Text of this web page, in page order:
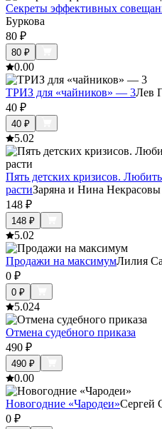
Секреты эффективных
Буркова
80 ₽
80 ₽
0.00
ТРИЗ для «чайников» — 3Лев
40 ₽
40 ₽
5.02
Пять детских кризисов.
растиЗаряна и Нина Некрасовы
148 ₽
148 ₽
5.02
Продажи на максимумЛилия
0 ₽
0 ₽
5.024
Отмена судебного приказа
490 ₽
490 ₽
0.00
Новогодние «Чародеи»Сергей
0 ₽